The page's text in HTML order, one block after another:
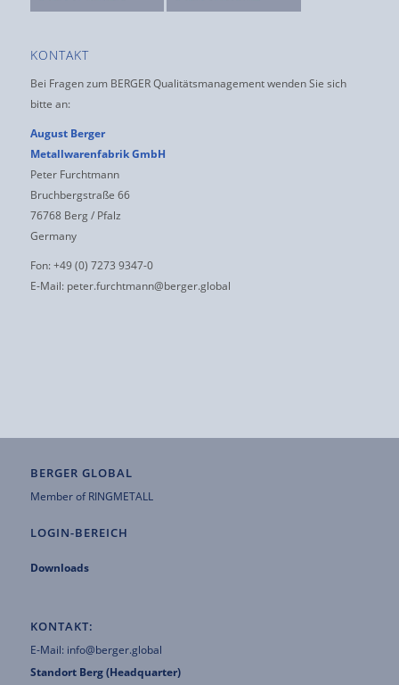
KONTAKT
Bei Fragen zum BERGER Qualitätsmanagement wenden Sie sich
bitte an:
August Berger
Metallwarenfabrik GmbH
Peter Furchtmann
Bruchbergstraße 66
76768 Berg / Pfalz
Germany
Fon: +49 (0) 7273 9347-0
E-Mail: peter.furchtmann@berger.global
BERGER GLOBAL
Member ofRINGMETALL
LOGIN-BEREICH
Downloads
KONTAKT:
E-Mail: info@berger.global
Standort Berg (Headquarter)